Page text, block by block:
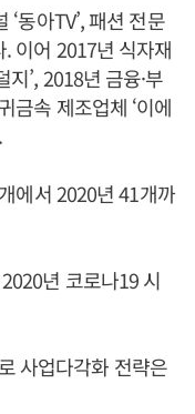
동아TV’, 패션 전문
. 이어 2017년 식자재
지’, 2018년 금융·부
금속 제조업체 ‘이에
에서 2020년 41개까
년 코로나19 시
사업다각화 전략은